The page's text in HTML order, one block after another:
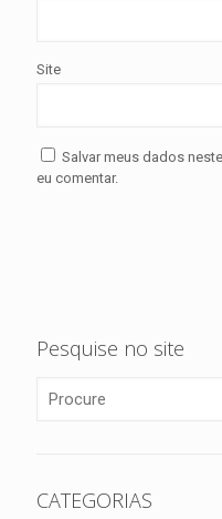
Site
Salvar meus dados
eu comentar.
Pesquise no site
CATEGORIAS